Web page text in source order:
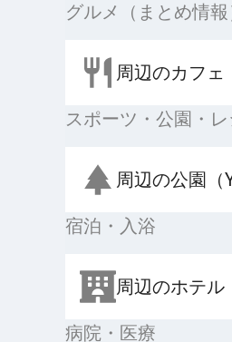
グルメ（まとめ情報
周辺のカフェ
スポーツ・公園・
周辺の公園（
宿泊・入浴
周辺のホテル
病院・医療